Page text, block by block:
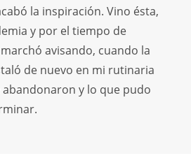
la inspiración. Vino ésta,
y por el tiempo de
avisando, cuando la
de nuevo en mi rutinaria
abandonaron y lo que pudo